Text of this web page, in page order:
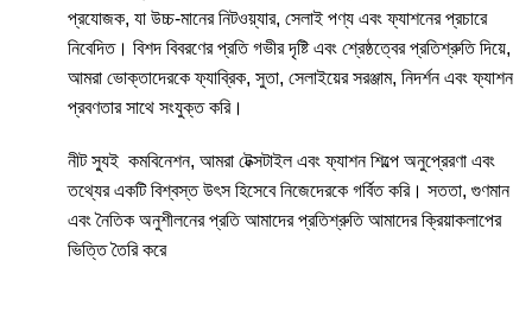
প্রযোজক, যা উচ্চ-মানের নিটওয়্যার, সেলাই পণ্য এবং ফ্যাশনের প্রচারে
নিবেদিত। বিশদ বিবরণের প্রতি গভীর দৃষ্টি এবং শ্রেষ্ঠত্বের প্রতিশ্রুতি দিয়ে,
আমরা ভোক্তাদেরকে ফ্যাব্রিক, সুতা, সেলাইয়ের সরঞ্জাম, নিদর্শন এবং ফ্যাশন
প্রবণতার সাথে সংযুক্ত করি।
নীট স্যুই কমবিনেশন, আমরা টেক্সটাইল এবং ফ্যাশন শিল্পে অনুপ্রেরণা এবং
তথ্যের একটি বিশ্বস্ত উৎস হিসেবে নিজেদেরকে গর্বিত করি। সততা, গুণমান
এবং নৈতিক অনুশীলনের প্রতি আমাদের প্রতিশ্রুতি আমাদের ক্রিয়াকলাপের
ভিত্তি তৈরি করে